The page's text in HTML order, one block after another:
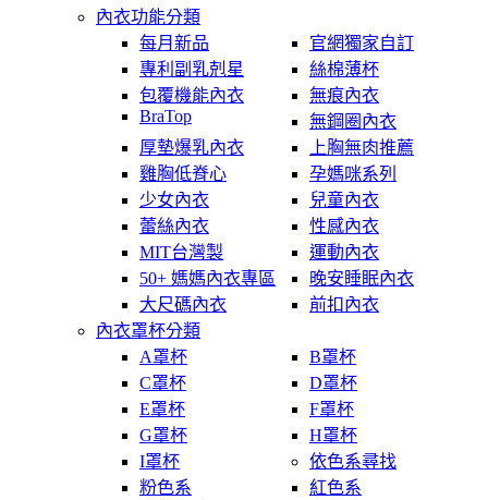
內衣功能分類
每月新品
官網獨家自訂
專利副乳剋星
絲棉薄杯
包覆機能內衣
無痕內衣
BraTop
無鋼圈內衣
厚墊爆乳內衣
上胸無肉推薦
雞胸低脊心
孕媽咪系列
少女內衣
兒童內衣
蕾絲內衣
性感內衣
MIT台灣製
運動內衣
50+ 媽媽內衣專區
晚安睡眠內衣
大尺碼內衣
前扣內衣
內衣罩杯分類
A罩杯
B罩杯
C罩杯
D罩杯
E罩杯
F罩杯
G罩杯
H罩杯
I罩杯
依色系尋找
粉色系
紅色系